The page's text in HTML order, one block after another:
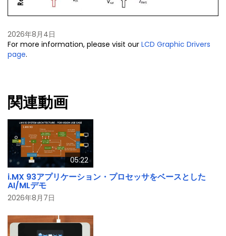
2026年8月4日
For more information, please visit our LCD Graphic Drivers
page.
関連動画
05:22
i.MX 93アプリケーション・プロセッサをベースとした
AI/MLデモ
2026年8月7日